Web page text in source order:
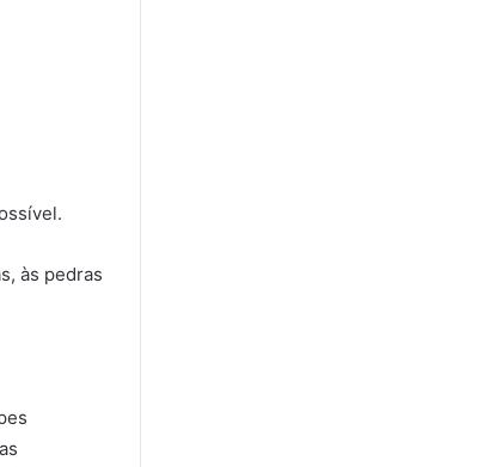
às pedras